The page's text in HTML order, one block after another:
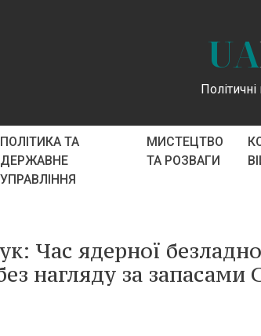
UA
ПОЛІТИКА ТА
ДЕРЖАВНЕ
УПРАВЛІННЯ
МИСТЕЦТВО
ТА РОЗВАГИ
Час ядерної
нагляду за запасами